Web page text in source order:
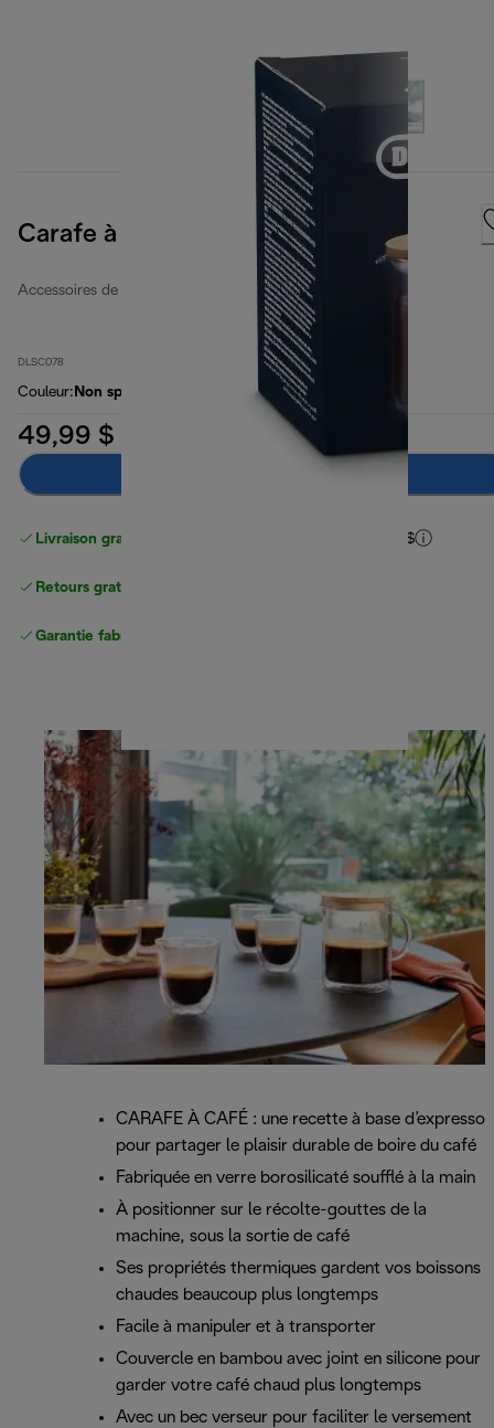
Carafe à Café à double paroi
Accessoires de café
DLSC078
Couleur: Non spécifié
49,99 $
Livraison gratuite pour les commandes de plus de 40 $
Retours gratuits
Garantie fabricant complète
CARAFE À CAFÉ : une recette à base d’expresso
pour partager le plaisir durable de boire du café
Fabriquée en verre borosilicaté soufflé à la main
À positionner sur le récolte-gouttes de la
machine, sous la sortie de café
Ses propriétés thermiques gardent vos boissons
chaudes beaucoup plus longtemps
Facile à manipuler et à transporter
Couvercle en bambou avec joint en silicone pour
garder votre café chaud plus longtemps
Avec un bec verseur pour faciliter le versement